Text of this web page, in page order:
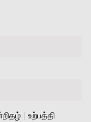
உற்பத்தி